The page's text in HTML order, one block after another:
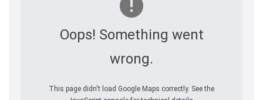
Oops! Something went
wrong.
This page didn't load Google Maps correctly. See the